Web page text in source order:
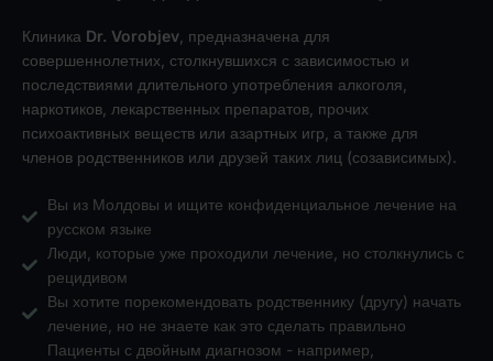
Клиника Dr. Vorobjev , предназначена для
совершеннолетних, столкнувшихся с зависимостью и
последствиями длительного употребления алкоголя,
наркотиков, лекарственных препаратов, прочих
психоактивных веществ или азартных игр, а также для
членов родственников или друзей таких лиц (созависимых).
Вы из Молдовы и ищите конфиденциальное лечение на
русском языке
Люди, которые уже проходили лечение, но столкнулись с
рецидивом
Вы хотите порекомендовать родственнику (другу) начать
лечение, но не знаете как это сделать правильно
Пациенты с двойным диагнозом - например,